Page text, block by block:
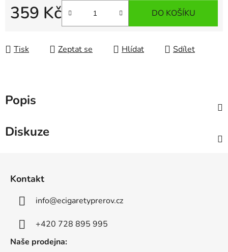
359 Kč DO KOŠÍKU
Tisk Zeptat se Hlídat Sdílet
Popis
Diskuze
Kontakt
info@ecigaretyprerov.cz
+420 728 895 995
Naše prodejna: